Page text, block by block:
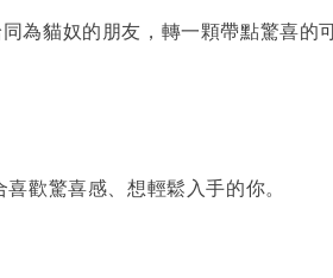
為貓奴的朋友，轉一顆帶點驚喜的
歡驚喜感、想輕鬆入手的你。